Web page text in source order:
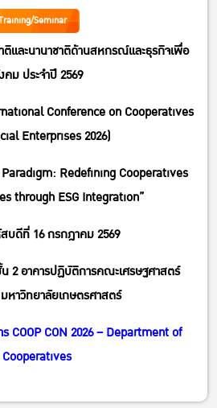
and Social Enterprises 2026)
Redefining Cooperatives
ESG Integration”
Seminar
ติและนานาชาติด้านสหกรณ์และธุรกิจเพื่อ
คม ประจำปี 2569
Conference on Cooperatives
Enterprises 2026)
Redefining Cooperatives
through ESG Integration”
บดีที่ 16 กรกฎาคม 2569
2 อาคารปฏิบัติการคณะเศรษฐศาสตร์
หาวิทยาลัยเกษตรศาสตร์
COOP CON 2026 – Department of
Cooperatives